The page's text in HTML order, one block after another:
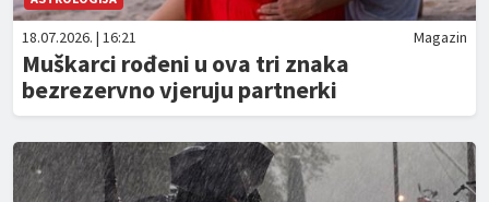
18.07.2026. | 16:21 Magazin
Muškarci rođeni u ova tri znaka
bezrezervno vjeruju partnerki